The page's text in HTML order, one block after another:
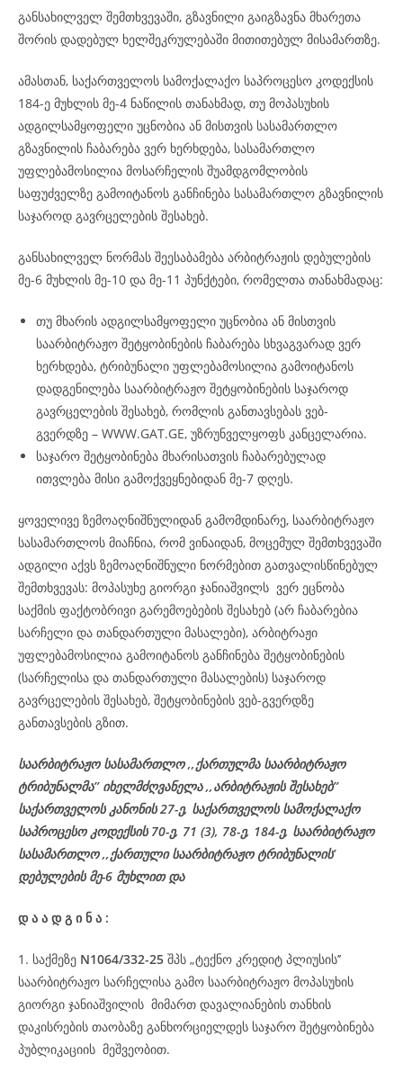
განსახილველ შემთხვევაში, გზავნილი გაიგზავნა მხარეთა
შორის დადებულ ხელშეკრულებაში მითითებულ მისამართზე.
ამასთან, საქართველოს სამოქალაქო საპროცესო კოდექსის
184-ე მუხლის მე-4 ნაწილის თანახმად, თუ მოპასუხის
ადგილსამყოფელი უცნობია ან მისთვის სასამართლო
გზავნილის ჩაბარება ვერ ხერხდება, სასამართლო
უფლებამოსილია მოსარჩელის შუამდგომლობის
საფუძველზე გამოიტანოს განჩინება სასამართლო გზავნილის
საჯაროდ გავრცელების შესახებ.
განსახილველ ნორმას შეესაბამება არბიტრაჟის დებულების
მე-6 მუხლის მე-10 და მე-11 პუნქტები, რომელთა თანახმადაც:
თუ მხარის ადგილსამყოფელი უცნობია ან მისთვის
საარბიტრაჟო შეტყობინების ჩაბარება სხვაგვარად ვერ
ხერხდება, ტრიბუნალი უფლებამოსილია გამოიტანოს
დადგენილება საარბიტრაჟო შეტყობინების საჯაროდ
გავრცელების შესახებ, რომლის განთავსებას ვებ-
გვერდზე – WWW.GAT.GE, უზრუნველყოფს კანცელარია.
საჯარო შეტყობინება მხარისათვის ჩაბარებულად
ითვლება მისი გამოქვეყნებიდან მე-7 დღეს.
ყოველივე ზემოაღნიშნულიდან გამომდინარე, საარბიტრაჟო
სასამართლოს მიაჩნია, რომ ვინაიდან, მოცემულ შემთხვევაში
ადგილი აქვს ზემოაღნიშნული ნორმებით გათვალისწინებულ
შემთხვევას: მოპასუხე გიორგი ჯანიაშვილს ვერ ეცნობა
საქმის ფაქტობრივი გარემოებების შესახებ (არ ჩაბარებია
სარჩელი და თანდართული მასალები), არბიტრაჟი
უფლებამოსილია გამოიტანოს განჩინება შეტყობინების
(სარჩელისა და თანდართული მასალების) საჯაროდ
გავრცელების შესახებ, შეტყობინების ვებ-გვერდზე
განთავსების გზით.
საარბიტრაჟო სასამართლო ,,ქართულმა საარბიტრაჟო
ტრიბუნალმა’’ იხელმძღვანელა,,არბიტრაჟის შესახებ’’
საქართველოს კანონის 27-ე, საქართველოს სამოქალაქო
საპროცესო კოდექსის 70-ე, 71 (3), 78-ე, 184-ე, საარბიტრაჟო
სასამართლო ,,ქართული საარბიტრაჟო ტრიბუნალის’
დებულების მე-6 მუხლით და
დ ა ა დ გ ი ნ ა :
1. საქმეზე N1064/332-25 შპს „ტექნო კრედიტ პლიუსის’’
საარბიტრაჟო სარჩელისა გამო საარბიტრაჟო მოპასუხის
გიორგი ჯანიაშვილის მიმართ დავალიანების თანხის
დაკისრების თაობაზე განხორციელდეს საჯარო შეტყობინება
პუბლიკაციის მეშვეობით.